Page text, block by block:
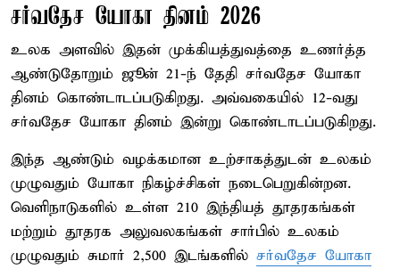
சர்வதேச யோகா தினம் 2026
உலக அளவில் இதன் முக்கியத்துவத்தை உணர்த்த
ஆண்டுதோறும் ஜூன் 21-ந் தேதி சர்வதேச யோகா
தினம் கொண்டாடப்படுகிறது. அவ்வகையில் 12-வது
சர்வதேச யோகா தினம் இன்று கொண்டாடப்படுகிறது.
இந்த ஆண்டும் வழக்கமான உற்சாகத்துடன் உலகம்
முழுவதும் யோகா நிகழ்ச்சிகள் நடைபெறுகின்றன.
வெளிநாடுகளில் உள்ள 210 இந்தியத் தூதரகங்கள்
மற்றும் தூதரக அலுவலகங்கள் சார்பில் உலகம்
முழுவதும் சுமார் 2,500 இடங்களில் சர்வதேச யோகா